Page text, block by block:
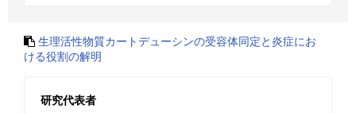
生理活性物質カートデューシンの受容体同定と炎症にお
ける役割の解明
研究代表者